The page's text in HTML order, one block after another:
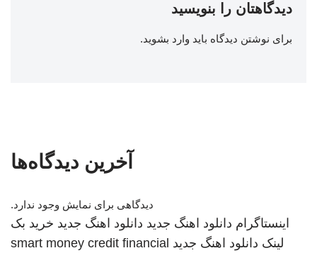
دیدگاهتان را بنویسید
برای نوشتن دیدگاه باید وارد بشوید.
آخرین دیدگاه‌ها
دیدگاهی برای نمایش وجود ندارد.
اینستاگرام دانلود اهنگ جدید دانلود اهنگ جدید خرید بک
لینک دانلود اهنگ جدید smart money credit financial